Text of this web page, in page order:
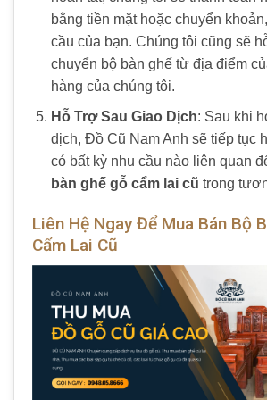
bằng tiền mặt hoặc chuyển
cầu của bạn. Chúng tôi cũng sẽ
chuyển bộ bàn ghế từ địa điểm
hàng của chúng tôi.
Hỗ Trợ Sau Giao Dịch: Sau khi
dịch, Đồ Cũ Nam Anh sẽ tiếp tục
có bất kỳ nhu cầu nào liên quan
bàn ghế gỗ cẩm lai cũ trong
Liên Hệ Ngay Để Mua Bán Bộ
Cẩm Lai Cũ